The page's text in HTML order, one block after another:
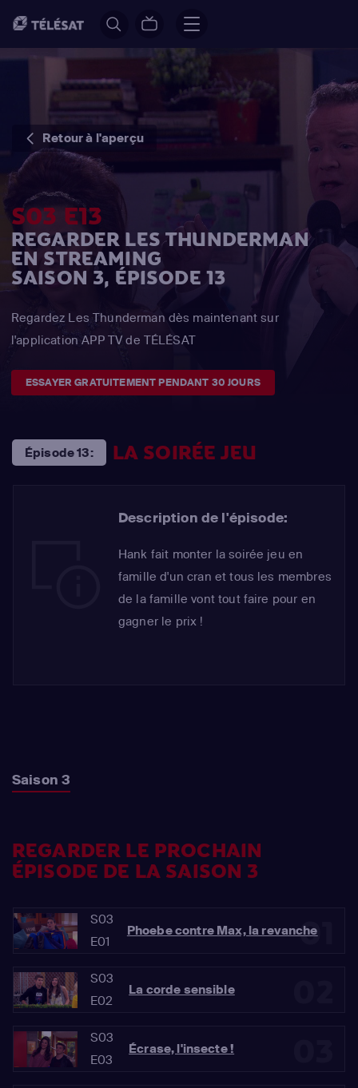
Retour à l'aperçu
S03 E13
REGARDER LES THUNDERMAN
EN STREAMING
SAISON 3, ÉPISODE 13
Regardez Les Thunderman dès maintenant sur
l'application APP TV de TÉLÉSAT
ESSAYER GRATUITEMENT PENDANT 30 JOURS
Épisode 13: LA SOIRÉE JEU
Description de l'épisode:
Hank fait monter la soirée jeu en
famille d'un cran et tous les membres
de la famille vont tout faire pour en
gagner le prix !
Saison 3
REGARDER LE PROCHAIN
ÉPISODE DE LA SAISON 3
01
S03
E01
Phoebe contre Max, la revanche
S03
E02
La corde sensible
S03
E03
Écrase, l'insecte !